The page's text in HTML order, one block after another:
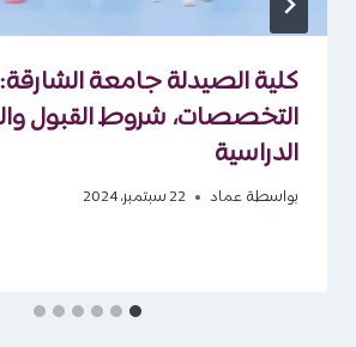
كلية الصيدلة جامعة الشارقة:
التخصصات، شروط القبول
الدراسية
بواسطة عماد 22 سبتمبر، 2024